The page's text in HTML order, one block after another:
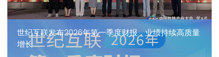
世纪互联发布2026年第一季度财报，业绩持续高质量
增长